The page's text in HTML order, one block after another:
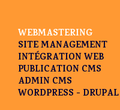
WEBMASTERING
SITE MANAGEMENT
INTÉGRATION WEB
PUBLICATION CMS
ADMIN CMS
WORDPRESS -